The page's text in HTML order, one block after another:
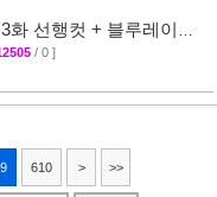
화 선행컷 + 블루레이
/ 0 ]
610 > >>